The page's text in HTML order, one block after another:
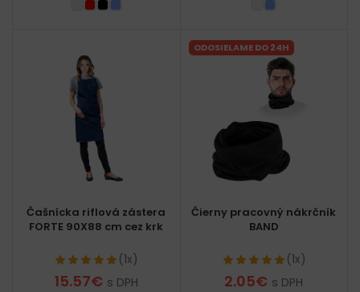
Čašnícka riflová zástera
FORTE 90X88 cm cez krk
(1x)
15.57€ s DPH
ODOSIELAME DO 24H
Čierny pracovný nákrčník
BAND
(1x)
2.05€ s DPH